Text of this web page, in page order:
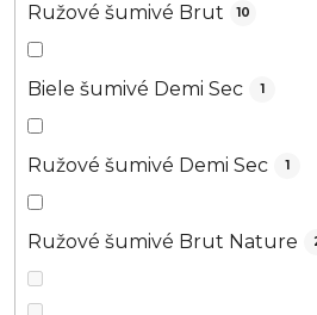
Ružové šumivé Brut 10
Biele šumivé Demi Sec 1
Ružové šumivé Demi Sec 1
Ružové šumivé Brut Nature